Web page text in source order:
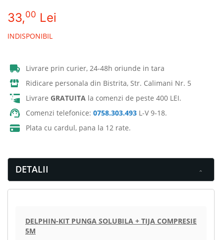
33,00 Lei
INDISPONIBIL
Livrare prin curier, 24-48h oriunde in tara
Ridicare personala din Bistrita, Str. Calimani Nr. 5
Livrare GRATUITA la comenzi de peste 400 LEI.
Comenzi telefonice: 0758.303.493 L-V 9-18.
Plata cu cardul, pana la 12 rate.
DETALII
DELPHIN-KIT PUNGA SOLUBILA + TIJA COMPRESIE
5M